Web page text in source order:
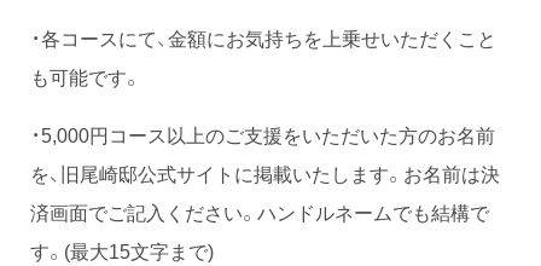
・各コースにて、金額にお気持ちを上乗せいただくこと
も可能です。
・5,000円コース以上のご支援をいただいた方のお名前
を、旧尾崎邸公式サイトに掲載いたします。お名前は決
済画面でご記入ください。ハンドルネームでも結構で
す。(最大15文字まで)